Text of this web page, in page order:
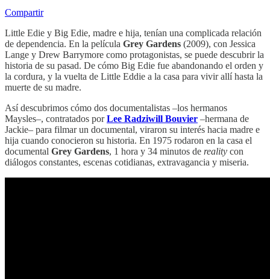
Compartir
Little Edie y Big Edie, madre e hija, tenían una complicada relación
de dependencia. En la película Grey Gardens (2009), con Jessica
Lange y Drew Barrymore como protagonistas, se puede descubrir la
historia de su pasad. De cómo Big Edie fue abandonando el orden y
la cordura, y la vuelta de Little Eddie a la casa para vivir allí hasta la
muerte de su madre.
Así descubrimos cómo dos documentalistas –los hermanos
Maysles–, contratados porLee Radziwill Bouvier –hermana de
Jackie– para filmar un documental, viraron su interés hacia madre e
hija cuando conocieron su historia. En 1975 rodaron en la casa el
documental Grey Gardens, 1 hora y 34 minutos de reality con
diálogos constantes, escenas cotidianas, extravagancia y miseria.